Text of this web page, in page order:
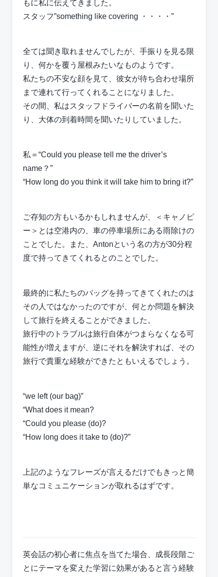
もに私に伝えてきました。
スタッフ”something like covering ・・・・”
全ては聞き取れませんでしたが、手振りを見る限
り、何かを覆う屋根みたいなものようです。
私たちの不安な顔を見て、彼女が待ち合わせ場所
まで連れて行ってくれることになりました。
その間、私はスタッフドライバーの名前を聞いた
り、大体の到着時間を聞いたりしていました。
私＝“Could you please tell me the driver’s
name？”
“How long do you think it will take him to bring it?”
ご存知の方もいるかもしれませんが、＜キャノピ
ー＞とは空港内の、車の停車場所にある雨除けの
ことでした。また、Antonという名の方が30分程
度で持ってきてくれるとのことでした。
最終的に私たちのバッグを持ってきてくれたのは
その人ではなかったのですが、何とか問題を解決
して旅行を終えることができました。
旅行中のトラブルは旅行自体がつまらなくなる可
能性が増えますが、逆にそれを解決すれば、その
旅行で貴重な経験ができたともいえるでしょう。
“we left (our bag)”
“What does it mean?
“Could you please (do)?
“How long does it take to (do)?”
上記のようなフレーズが言えるだけでもきっと簡
単なコミュニケーションが取れるはずです。
英会話の初心者に焦点を当てた場合、成長段階ご
とにテーマを変えた学習に効果があると言う経験